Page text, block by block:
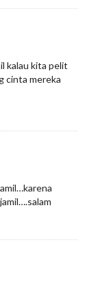
kalau kita pelit
cinta mereka